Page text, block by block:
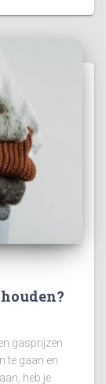
gasprijzen
te gaan en
heb je